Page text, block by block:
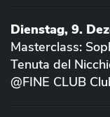
Dienstag, 9.
Masterclass:
Tenuta del
@FINE CLUB